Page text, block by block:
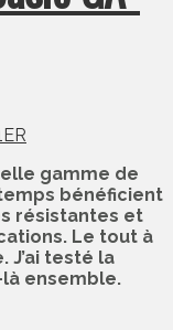
gamme de
bénéficient
résistantes et
Le tout à
testé la
là ensemble.